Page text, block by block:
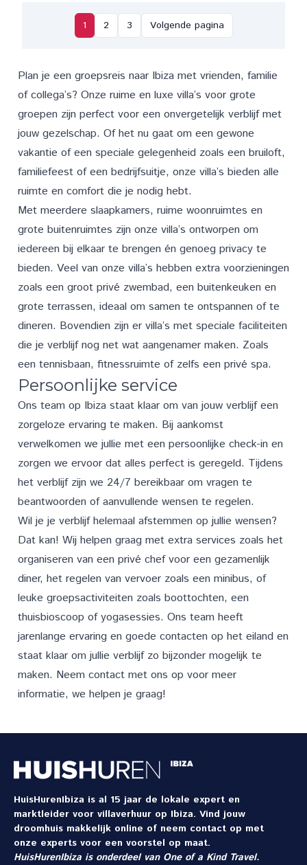
1 2 3 Volgende pagina
Plan je een groepsreis naar Ibiza met vrienden, familie
of collega’s? Onze ruime en luxe villa’s voor grote
groepen zijn perfect voor een onvergetelijk verblijf met
jouw gezelschap. Of het nu gaat om een gewone
vakantie of een speciale gelegenheid zoals een bruiloft,
familiefeest of een bedrijfsuitje, onze villa’s bieden alle
ruimte en comfort die je nodig hebt.
Met meerdere slaapkamers, ruime woonruimtes en
grote buitenruimtes zijn onze villa’s ontworpen om
iedereen bij elkaar te brengen én genoeg privacy te
bieden. Veel van onze villa’s hebben extra voorzieningen
zoals een groot privé zwembad, een buitenkeuken en
grote terrassen, ideaal om samen te ontspannen of te
dineren. Bovendien zijn er villa’s met speciale faciliteiten
die je verblijf nog net wat aangenamer maken. Zoals
een tennisbaan, fitnessruimte of zelfs een privé spa.
Persoonlijke service
Ons team op Ibiza staat klaar om van jouw verblijf een
zorgeloze ervaring te maken. Bij aankomst
verwelkomen we jullie met een persoonlijke check-in en
zorgen we ervoor dat alles perfect is geregeld. Tijdens
het verblijf zijn we 24/7 bereikbaar om vragen te
beantwoorden of aanvullende wensen te regelen.
Wil je je verblijf helemaal afstemmen op jullie wensen?
Dat kan! Wij helpen graag met extra services zoals het
organiseren van een privé chef voor een gezamenlijk
diner, het regelen van vervoer zoals een minibus, of
leuke groepsactiviteiten zoals boottochten, een
thuisbioscoop of yogasessies. Ons team heeft
jarenlange ervaring en goede contacten op het eiland en
staat klaar om jullie verblijf zo bijzonder mogelijk te
maken. Neem contact met ons op voor meer
informatie, we helpen je graag!
HuisHurenIbiza is al 15 jaar de lokale expert en
marktleider voor villaverhuur op Ibiza. Vind jouw
droomhuis makkelijk online of neem contact op met
onze experts voor een voorstel op maat.
HuisHurenIbiza is onderdeel van One of a Kind Travel.